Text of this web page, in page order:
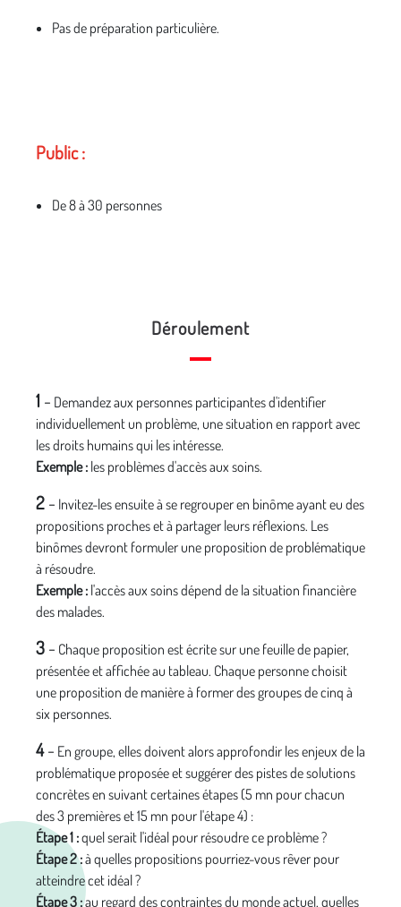
Pas de préparation particulière.
Public :
De 8 à 30 personnes
Déroulement
1- Demandez aux personnes participantes d'identifier
individuellement un problème, une situation en rapport avec
les droits humains qui les intéresse.
Exemple : les problèmes d'accès aux soins.
2- Invitez-les ensuite à se regrouper en binôme ayant eu des
propositions proches et à partager leurs réflexions. Les
binômes devront formuler une proposition de problématique
à résoudre.
Exemple : l'accès aux soins dépend de la situation financière
des malades.
3- Chaque proposition est écrite sur une feuille de papier,
présentée et affichée au tableau. Chaque personne choisit
une proposition de manière à former des groupes de cinq à
six personnes.
4- En groupe, elles doivent alors approfondir les enjeux de la
problématique proposée et suggérer des pistes de solutions
concrètes en suivant certaines étapes (5 mn pour chacun
des 3 premières et 15 mn pour l'étape 4) :
Étape 1 :quel serait l'idéal pour résoudre ce problème ?
Étape 2 :à quelles propositions pourriez-vous rêver pour
atteindre cet idéal ?
Étape 3 :au regard des contraintes du monde actuel, quelles